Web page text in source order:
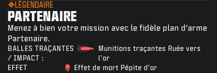
LÉGENDAIRE
PARTENAIRE
Menez à bien votre mission avec le fidèle plan d'arme
Partenaire.
BALLES TRAÇANTES
/ IMPACT :
Munitions traçantes Ruée vers
l'or
EFFET
Effet de mort Pépite d'or